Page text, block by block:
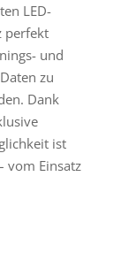
LED-
perfekt
und
zu
Dank
ist
vom Einsatz